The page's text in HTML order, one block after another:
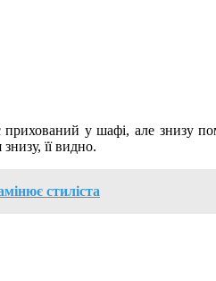
у шафі, але знизу
її видно.
стиліста